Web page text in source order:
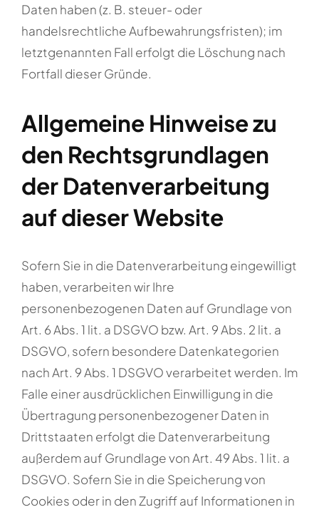
Daten haben (z. B. steuer- oder
handelsrechtliche Aufbewahrungsfristen); im
letztgenannten Fall erfolgt die Löschung nach
Fortfall dieser Gründe.
Allgemeine Hinweise zu
den Rechtsgrundlagen
der Datenverarbeitung
auf dieser Website
Sofern Sie in die Datenverarbeitung eingewilligt
haben, verarbeiten wir Ihre
personenbezogenen Daten auf Grundlage von
Art. 6 Abs. 1 lit. a DSGVO bzw. Art. 9 Abs. 2 lit. a
DSGVO, sofern besondere Datenkategorien
nach Art. 9 Abs. 1 DSGVO verarbeitet werden. Im
Falle einer ausdrücklichen Einwilligung in die
Übertragung personenbezogener Daten in
Drittstaaten erfolgt die Datenverarbeitung
außerdem auf Grundlage von Art. 49 Abs. 1 lit. a
DSGVO. Sofern Sie in die Speicherung von
Cookies oder in den Zugriff auf Informationen in